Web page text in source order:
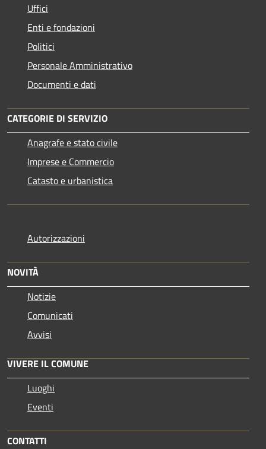
Uffici
Enti e fondazioni
Politici
Personale Amministrativo
Documenti e dati
CATEGORIE DI SERVIZIO
Anagrafe e stato civile
Imprese e Commercio
Catasto e urbanistica
Autorizzazioni
NOVITÀ
Notizie
Comunicati
Avvisi
VIVERE IL COMUNE
Luoghi
Eventi
CONTATTI